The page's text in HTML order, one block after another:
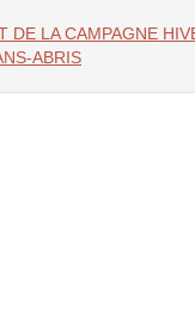
DE LA CAMPAGNE